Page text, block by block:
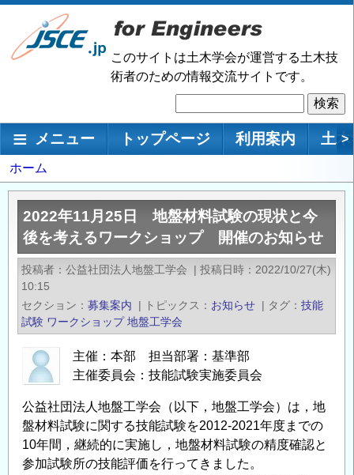
メ
ン
移
このサイトは土木学会が運営する土木技
術者のための情報交流サイトです。
索
メインナビゲーション
メニュー トップページ 利用案内 土 >
パ
ン
く
ず
ホーム
2022年11月25日 地盤材料試験の現状と今
後を考えるワークショップ 開催のお知らせ
投稿者 公益社団法人地盤工学会 | 投稿日時
2022/10/27(木)
10:15
セクション
募集案内 | トピックス お知らせ | タグ
技能
試験 ワークショップ 地盤工学会
主催：本部 担当部署：基準部
主催委員会：技能試験実施委員会
公益社団法人地盤工学会（以下，地盤工学会）は，地
盤材料試験に関する技能試験を2012-2021年度までの
10年間，継続的に実施し，地盤材料試験の精度確認と
参加試験所の技能評価を行ってきました。